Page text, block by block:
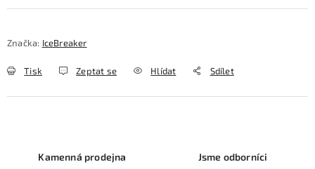
Značka: IceBreaker
Tisk Zeptat se Hlídat Sdílet
Kamenná prodejna Jsme odborníci